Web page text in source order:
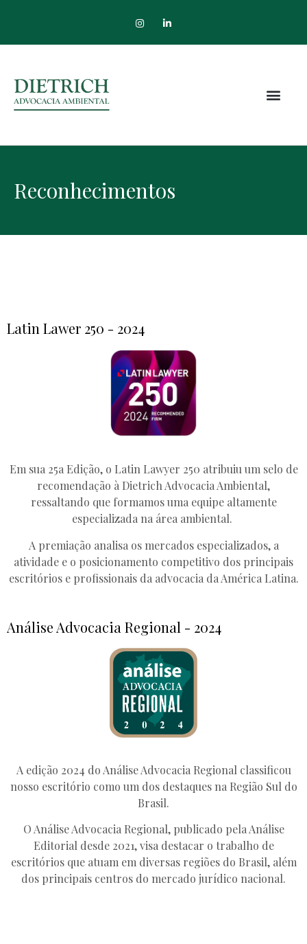
Reconhecimentos
Latin Lawer 250 - 2024
Em sua 25a Edição, o Latin Lawyer 250 atribuiu um selo de
recomendação à Dietrich Advocacia Ambiental,
ressaltando que formamos uma equipe altamente
especializada na área ambiental.
A premiação analisa os mercados especializados, a
atividade e o posicionamento competitivo dos principais
escritórios e profissionais da advocacia da América Latina.
Análise Advocacia Regional - 2024
A edição 2024 do Análise Advocacia Regional classificou
nosso escritório como um dos destaques na Região Sul do
Brasil.
O Análise Advocacia Regional, publicado pela Análise
Editorial desde 2021, visa destacar o trabalho de
escritórios que atuam em diversas regiões do Brasil, além
dos principais centros do mercado jurídico nacional.